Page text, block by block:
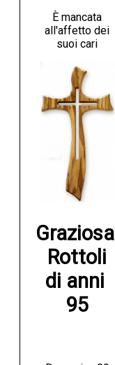
È mancata
all'affetto dei
suoi cari
Graziosa
Rottoli
di anni
95